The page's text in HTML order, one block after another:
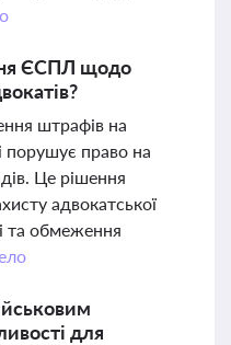
ЄСПЛ щодо
штрафів на
порушує право на
Це рішення
адвокатської
та обмеження
для